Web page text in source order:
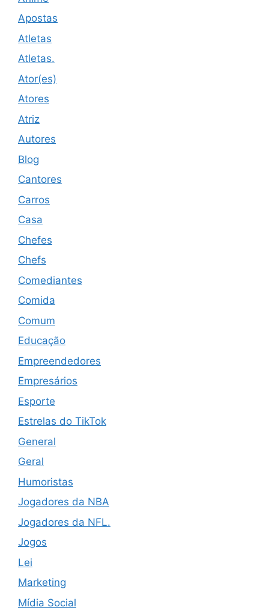
Apostas
Atletas
Atletas.
Ator(es)
Atores
Atriz
Autores
Blog
Cantores
Carros
Casa
Chefes
Chefs
Comediantes
Comida
Comum
Educação
Empreendedores
Empresários
Esporte
Estrelas do TikTok
General
Geral
Humoristas
Jogadores da NBA
Jogadores da NFL.
Jogos
Lei
Marketing
Mídia Social